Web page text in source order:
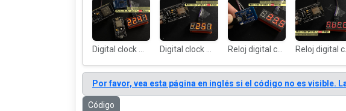
Digital clock with HT16K33 ESP8166: main Digital clock with HT16K33 ESP8166: NodeMCU shows float Reloj digital con HT16K33 ESP8166: D1 Mini valor flotante Reloj digital
Por favor, vea esta página en inglés si el código no es visible.
Código